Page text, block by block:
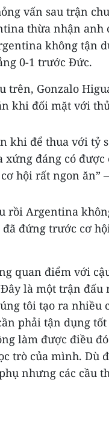
vấn sau trận
thừa nhận anh
không tận
0-1 trước Đức.
trên, Gonzalo
khi đối mặt với
khi để thua với tỷ
đáng có được
hội rất ngon ăn”
rồi Argentina
đã đứng trước cơ
quan điểm với
là một trận
tôi tạo ra nhiều
phải tận dụng
làm được điều
trò của mình.
nhưng các cầu